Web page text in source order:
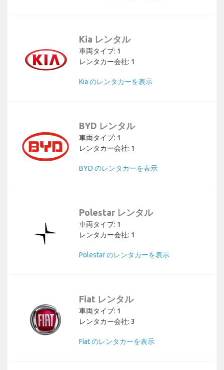
Kia レンタル
車両タイプ: 1
レンタカー会社: 1
Kia のレンタカーを表示
BYD レンタル
車両タイプ: 1
レンタカー会社: 1
BYD のレンタカーを表示
Polestar レンタル
車両タイプ: 1
レンタカー会社: 1
Polestar のレンタカーを表示
Fiat レンタル
車両タイプ: 1
レンタカー会社: 3
Fiat のレンタカーを表示